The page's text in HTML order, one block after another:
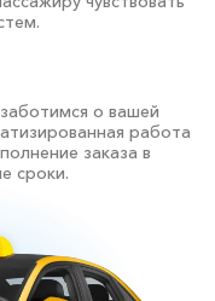
о вашей
работа
заказа в
сроки.